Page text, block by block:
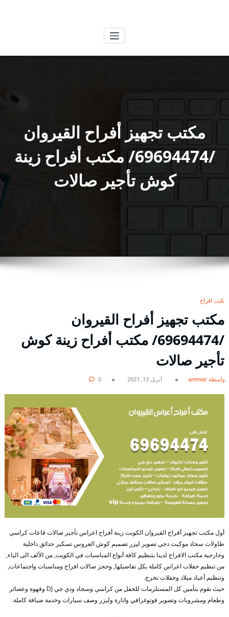
مكتب تجهيز أفراح القيروان
/69694474/ مكتب أفراح زينة
كوش تأجير صالات
مكتب افراح
مكتب تجهيز أفراح القيروان
/69694474/ مكتب أفراح زينة كوش
تأجير صالات
بواسطة ammar أبريل 13, 2021 0
أول مكتب تجهيز أفراح القيروان الكويت زينة أفراح اعراس تأجير صالات قاعات كراسي
طاولات سجاد موكيت دجي تصوير ليزر تصميم كوش العروس تسكير حدائق داخلية
وخارجية مكتب الافراح لدينا بتنظيم كافة أنواع المناسبات في الكويت, من الألف الى الياء,
من تنظيم حفلات اعراس كاملة بكل تفاصيلها, وحجز صالات افراح ومناسبات واجتماعات,
وتنظيم أعياد ميلاد وحفلات تخرج.
حيث نقوم بتأمين كل المستلزمات للحفل من كراسي وسجاد ودي جي DJ وقهوة وعصائر
وطعام ومشروبات وتصوير فوتوغرافي وانارة وليزر وصف سيارات وخدمة ضيافة كاملة.